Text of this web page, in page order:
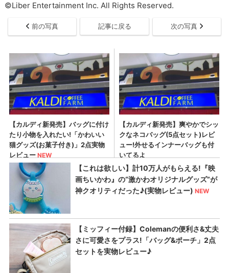
©Liber Entertainment Inc. All Rights Reserved.
前の写真 記事に戻る 次の写真